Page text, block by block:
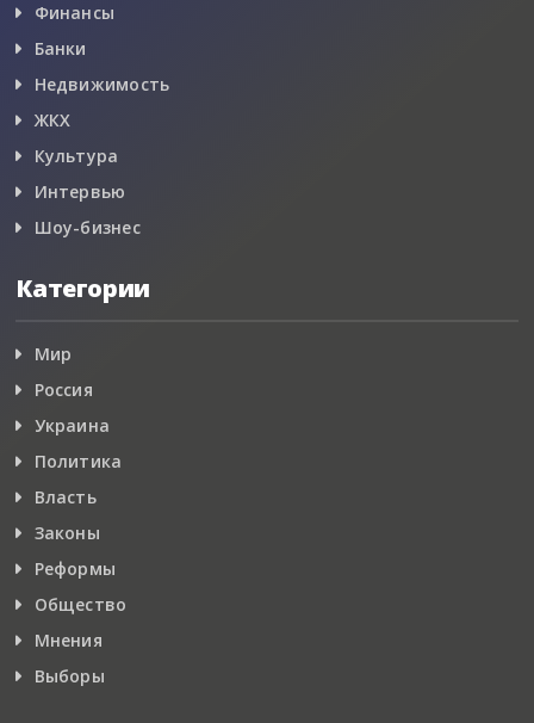
Финансы
Банки
Недвижимость
ЖКХ
Культура
Интервью
Шоу-бизнес
Категории
Мир
Россия
Украина
Политика
Власть
Законы
Реформы
Общество
Мнения
Выборы